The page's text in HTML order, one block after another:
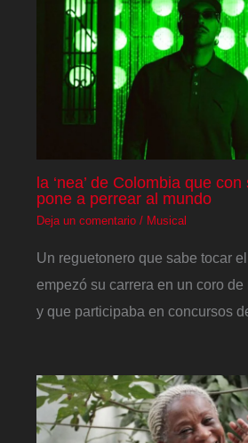
la ‘nea’ de Colombia que
pone a perrear al mundo
Deja un comentario / Musical
Un reguetonero que sabe tocar
empezó su carrera en un coro
y que participaba en concursos